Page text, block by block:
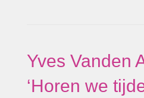
Yves Vanden
‘Horen we